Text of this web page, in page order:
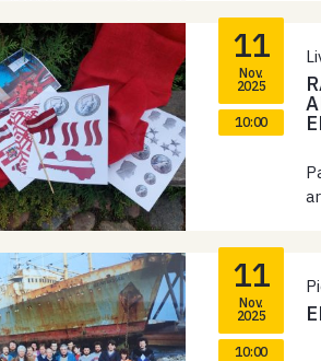
11
Nov.
2025
10:00
11
Nov.
2025
10:00